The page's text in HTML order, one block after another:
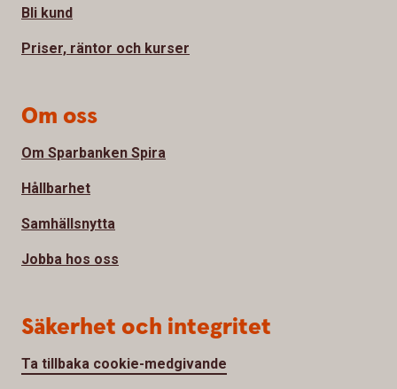
Bli kund
Priser, räntor och kurser
Om oss
Om Sparbanken Spira
Hållbarhet
Samhällsnytta
Jobba hos oss
Säkerhet och integritet
Ta tillbaka cookie-medgivande